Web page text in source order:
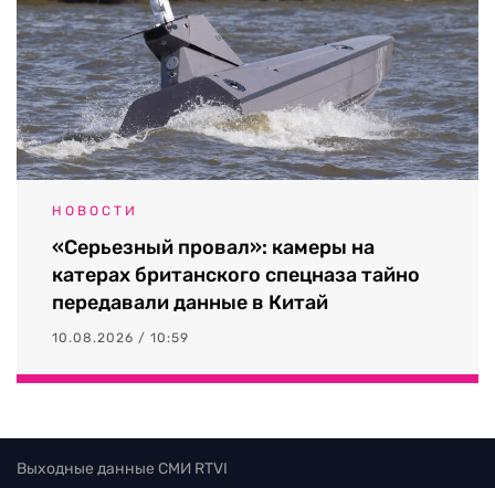
НОВОСТИ
«Серьезный провал»: камеры на
катерах британского спецназа тайно
передавали данные в Китай
10.08.2026 / 10:59
Выходные данные СМИ RTVI